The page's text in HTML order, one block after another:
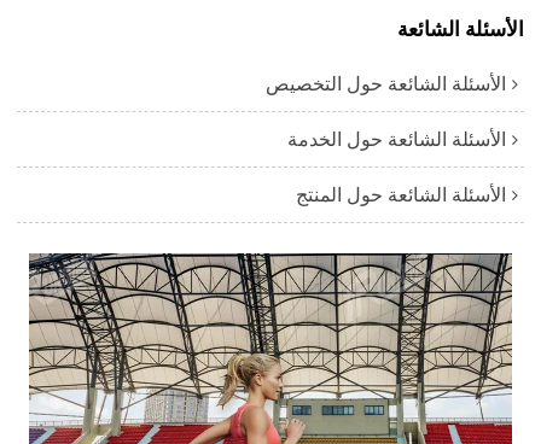
الأسئلة الشائعة
الأسئلة الشائعة حول التخصيص
الأسئلة الشائعة حول الخدمة
الأسئلة الشائعة حول المنتج